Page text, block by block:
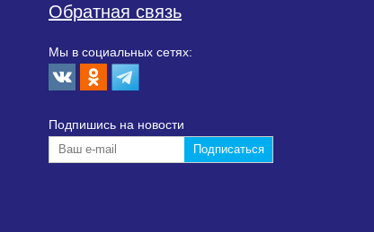
Обратная связь
Мы в социальных сетях:
Подпишиcь на новости